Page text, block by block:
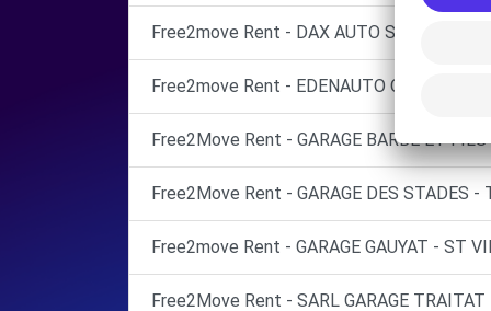
Free2move Rent - DAX AUTO SAS - DAX
Free2move Rent - EDENAUTO OPEL DAX -
Free2Move Rent - GARAGE BARBE ET
Free2Move Rent - GARAGE DES STADES -
Free2move Rent - GARAGE GAUYAT - ST
Free2Move Rent - SARL GARAGE TRAITAT